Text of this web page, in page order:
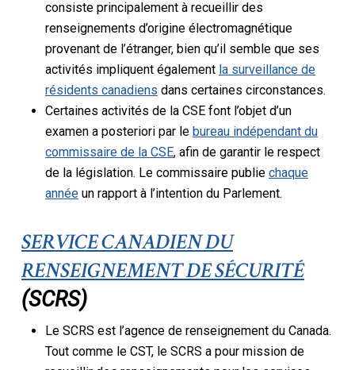
consiste principalement à recueillir des
renseignements d’origine électromagnétique
provenant de l’étranger, bien qu’il semble que ses
activités impliquent également la surveillance de
résidents canadiens dans certaines circonstances.
Certaines activités de la CSE font l’objet d’un
examen a posteriori par le bureau indépendant du
commissaire de la CSE, afin de garantir le respect
de la législation. Le commissaire publie chaque
annéeun rapport à l’intention du Parlement.
SERVICE CANADIEN DU
RENSEIGNEMENT DE SÉCURITÉ
(SCRS)
Le SCRS est l’agence de renseignement du Canada.
Tout comme le CST, le SCRS a pour mission de